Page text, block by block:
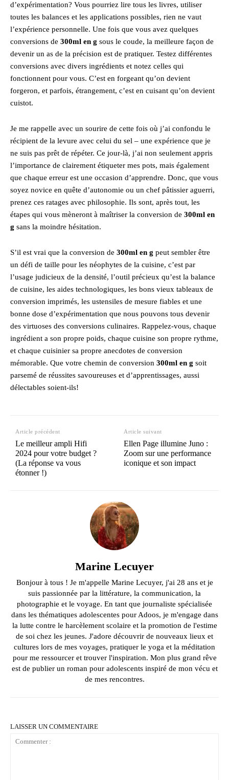
d’expérimentation? Vous pourriez lire tous les livres, utiliser
toutes les balances et les applications possibles, rien ne vaut
l’expérience personnelle. Une fois que vous avez quelques
conversions de 300ml en g sous le coude, la meilleure façon de
devenir un as de la précision est de pratiquer. Testez différentes
conversions avec divers ingrédients et notez celles qui
fonctionnent pour vous. C’est en forgeant qu’on devient
forgeron, et parfois, étrangement, c’est en cuisant qu’on devient
cuistot.
Je me rappelle avec un sourire de cette fois où j’ai confondu le
récipient de la levure avec celui du sel – une expérience que je
ne suis pas prêt de répéter. Ce jour-là, j’ai non seulement appris
l’importance de clairement étiqueter mes pots, mais également
que chaque erreur est une occasion d’apprendre. Donc, que vous
soyez novice en quête d’autonomie ou un chef pâtissier aguerri,
prenez ces ratages avec philosophie. Ils sont, après tout, les
étapes qui vous mèneront à maîtriser la conversion de 300ml en
g sans la moindre hésitation.
S’il est vrai que la conversion de 300ml en g peut sembler être
un défi de taille pour les néophytes de la cuisine, c’est par
l’usage judicieux de la densité, l’outil précieux qu’est la balance
de cuisine, les aides technologiques, les bons vieux tableaux de
conversion imprimés, les ustensiles de mesure fiables et une
bonne dose d’expérimentation que nous pouvons tous devenir
des virtuoses des conversions culinaires. Rappelez-vous, chaque
ingrédient a son propre poids, chaque cuisine son propre rythme,
et chaque cuisinier sa propre anecdotes de conversion
mémorable. Que votre chemin de conversion 300ml en g soit
parsemé de réussites savoureuses et d’apprentissages, aussi
délectables soient-ils!
Article précédent
Le meilleur ampli Hifi
2024 pour votre budget ?
(La réponse va vous
étonner !)
Article suivant
Ellen Page illumine Juno :
Zoom sur une performance
iconique et son impact
Marine Lecuyer
Bonjour à tous ! Je m'appelle Marine Lecuyer, j'ai 28 ans et je
suis passionnée par la littérature, la communication, la
photographie et le voyage. En tant que journaliste spécialisée
dans les thématiques adolescentes pour Adoos, je m'engage dans
la lutte contre le harcèlement scolaire et la promotion de l'estime
de soi chez les jeunes. J'adore découvrir de nouveaux lieux et
cultures lors de mes voyages, pratiquer le yoga et la méditation
pour me ressourcer et trouver l'inspiration. Mon plus grand rêve
est de publier un roman pour adolescents inspiré de mon vécu et
de mes rencontres.
LAISSER UN COMMENTAIRE